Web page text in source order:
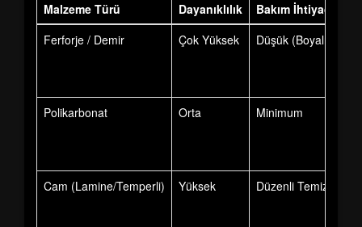
Malzeme Türü
Dayanıklılık
Bakım İhtiyacı
Ferforje / Demir
Çok Yüksek Düşük (Boyalı ise)
Polikarbonat Orta Minimum
Cam (Lamine/Temperli) Yüksek Düzenli Temizlik